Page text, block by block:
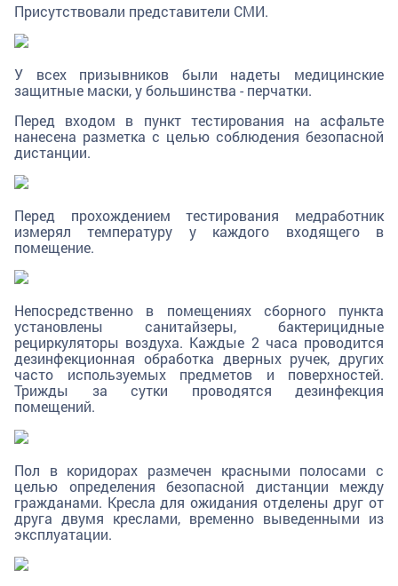
Присутствовали представители СМИ.
У всех призывников были надеты медицинские
защитные маски, у большинства - перчатки.
Перед входом в пункт тестирования на асфальте
нанесена разметка с целью соблюдения безопасной
дистанции.
Перед прохождением тестирования медработник
измерял температуру у каждого входящего в
помещение.
Непосредственно в помещениях сборного пункта
установлены санитайзеры, бактерицидные
рециркуляторы воздуха. Каждые 2 часа проводится
дезинфекционная обработка дверных ручек, других
часто используемых предметов и поверхностей.
Трижды за сутки проводятся дезинфекция
помещений.
Пол в коридорах размечен красными полосами с
целью определения безопасной дистанции между
гражданами. Кресла для ожидания отделены друг от
друга двумя креслами, временно выведенными из
эксплуатации.